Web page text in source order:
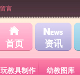
言
首页 资讯
玩教具制作 幼教图库